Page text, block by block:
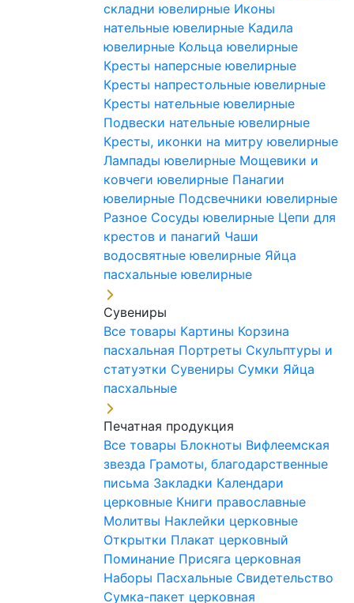
складни ювелирные Иконы
нательные ювелирные Кадила
ювелирные Кольца ювелирные
Кресты наперсные ювелирные
Кресты напрестольные ювелирные
Кресты нательные ювелирные
Подвески нательные ювелирные
Кресты, иконки на митру ювелирные
Лампады ювелирные Мощевики и
ковчеги ювелирные Панагии
ювелирные Подсвечники ювелирные
Разное Сосуды ювелирные Цепи для
крестов и панагий Чаши
водосвятные ювелирные Яйца
пасхальные ювелирные
Сувениры
Все товары Картины Корзина
пасхальная Портреты Скульптуры и
статуэтки Сувениры Сумки Яйца
пасхальные
Печатная продукция
Все товары Блокноты Вифлеемская
звезда Грамоты, благодарственные
письма Закладки Календари
церковные Книги православные
Молитвы Наклейки церковные
Открытки Плакат церковный
Поминание Присяга церковная
Наборы Пасхальные Свидетельство
Сумка-пакет церковная